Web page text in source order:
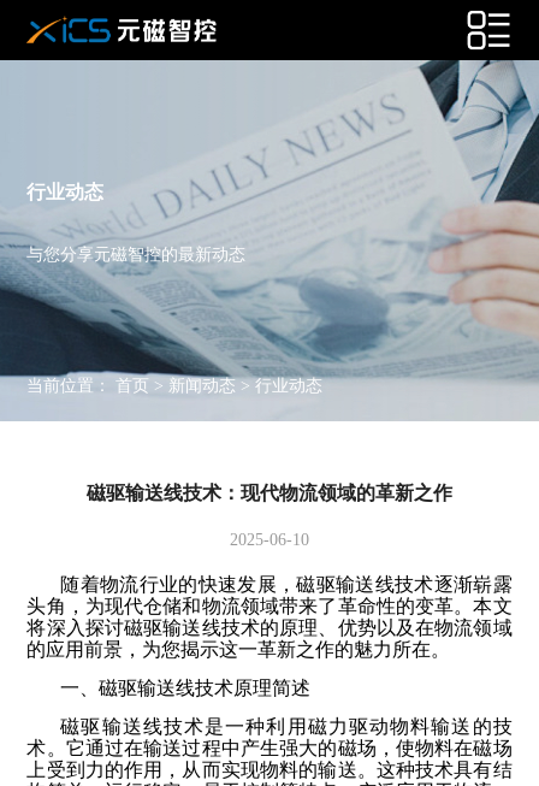
行业动态
与您分享元磁智控的最新动态
当前位置：首页 > 新闻动态 >行业动态
磁驱输送线技术：现代物流领域的革新之作
2025-06-10
随着物流行业的快速发展，磁驱输送线技术逐渐崭露
头角，为现代仓储和物流领域带来了革命性的变革。本文
将深入探讨磁驱输送线技术的原理、优势以及在物流领域
的应用前景，为您揭示这一革新之作的魅力所在。
一、磁驱输送线技术原理简述
磁驱输送线技术是一种利用磁力驱动物料输送的技
术。它通过在输送过程中产生强大的磁场，使物料在磁场
上受到力的作用，从而实现物料的输送。这种技术具有结